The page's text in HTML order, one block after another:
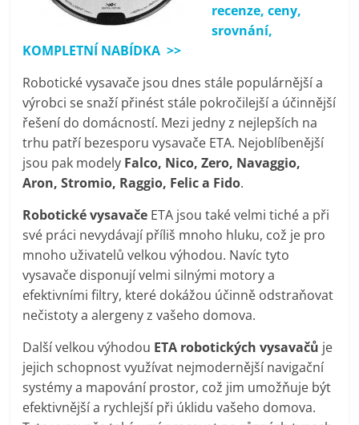
televize,
notebooky,
mobilní
telefony,
kávovary,
bazény
recenze, ceny,
srovnání,
KOMPLETNÍ NABÍDKA >>
Robotické vysavače jsou dnes stále populárnější a
výrobci se snaží přinést stále pokročilejší a účinnější
řešení do domácností. Mezi jedny z nejlepších na
trhu patří bezesporu vysavače ETA. Nejoblíbenější
jsou pak modely Falco, Nico, Zero, Navaggio,
Aron, Stromio, Raggio, Felic a Fido.
Robotické vysavače ETA jsou také velmi tiché a při
své práci nevydávají příliš mnoho hluku, což je pro
mnoho uživatelů velkou výhodou. Navíc tyto
vysavače disponují velmi silnými motory a
efektivními filtry, které dokážou účinně odstraňovat
nečistoty a alergeny z vašeho domova.
Další velkou výhodou ETA robotických vysavačů je
jejich schopnost využívat nejmodernější navigační
systémy a mapování prostor, což jim umožňuje být
efektivnější a rychlejší při úklidu vašeho domova.